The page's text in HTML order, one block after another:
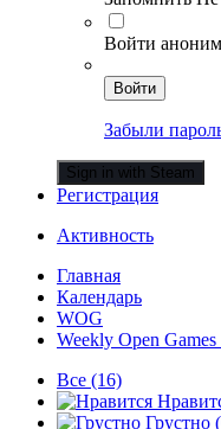
Войти
Войти
Забыли
Sign in with Steam
Регистрация
Активность
Главная
Календарь
WOG
Weekly Open
Все (16)
Грустно